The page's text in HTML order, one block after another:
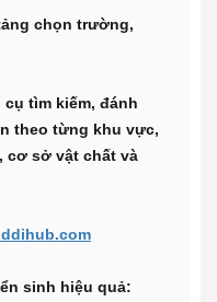
chọn trường,
tìm kiếm, đánh
theo từng khu vực,
cơ sở vật chất và
sinh hiệu quả: